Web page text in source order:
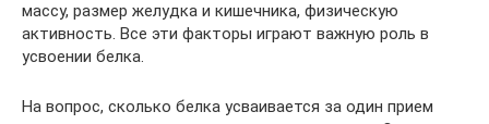
массу, размер желудка и кишечника, физическую
активность. Все эти факторы играют важную роль в
усвоении белка.
На вопрос, сколько белка усваивается за один прием